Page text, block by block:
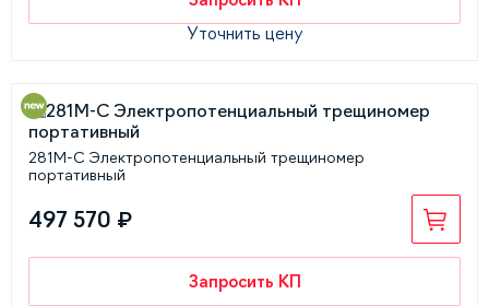
Уточнить цену
281М-С Электропотенциальный трещиномер
портативный
497 570 ₽
Запросить КП